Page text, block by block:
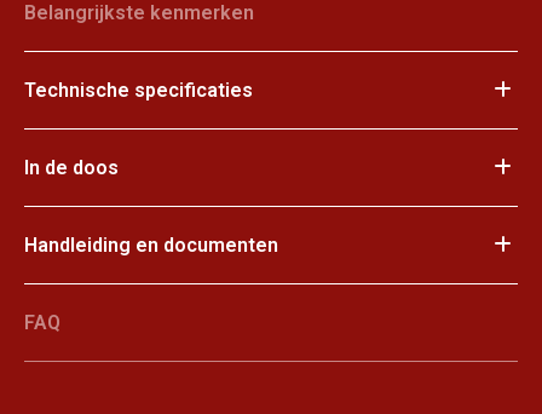
Belangrijkste kenmerken
Technische specificaties
In de doos
Handleiding en documenten
FAQ